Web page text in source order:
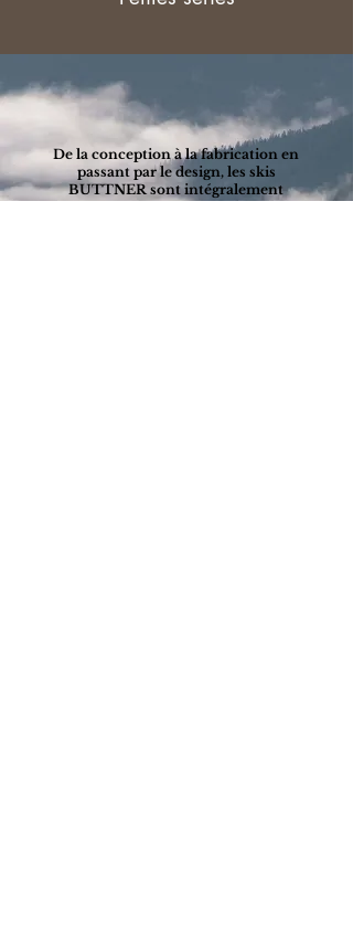
De la conception à la fabrication en
passant par le design, les skis
BUTTNER sont intégralement